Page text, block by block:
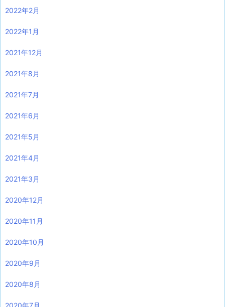
2022年2月
2022年1月
2021年12月
2021年8月
2021年7月
2021年6月
2021年5月
2021年4月
2021年3月
2020年12月
2020年11月
2020年10月
2020年9月
2020年8月
2020年7月